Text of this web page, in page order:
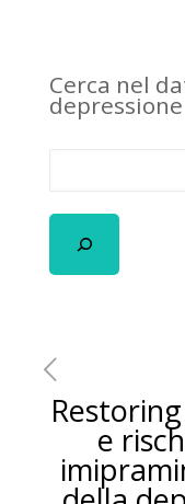
Cerca nel
depressione
e